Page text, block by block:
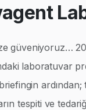
güveniyoruz…
laboratuvar
tespiti ve